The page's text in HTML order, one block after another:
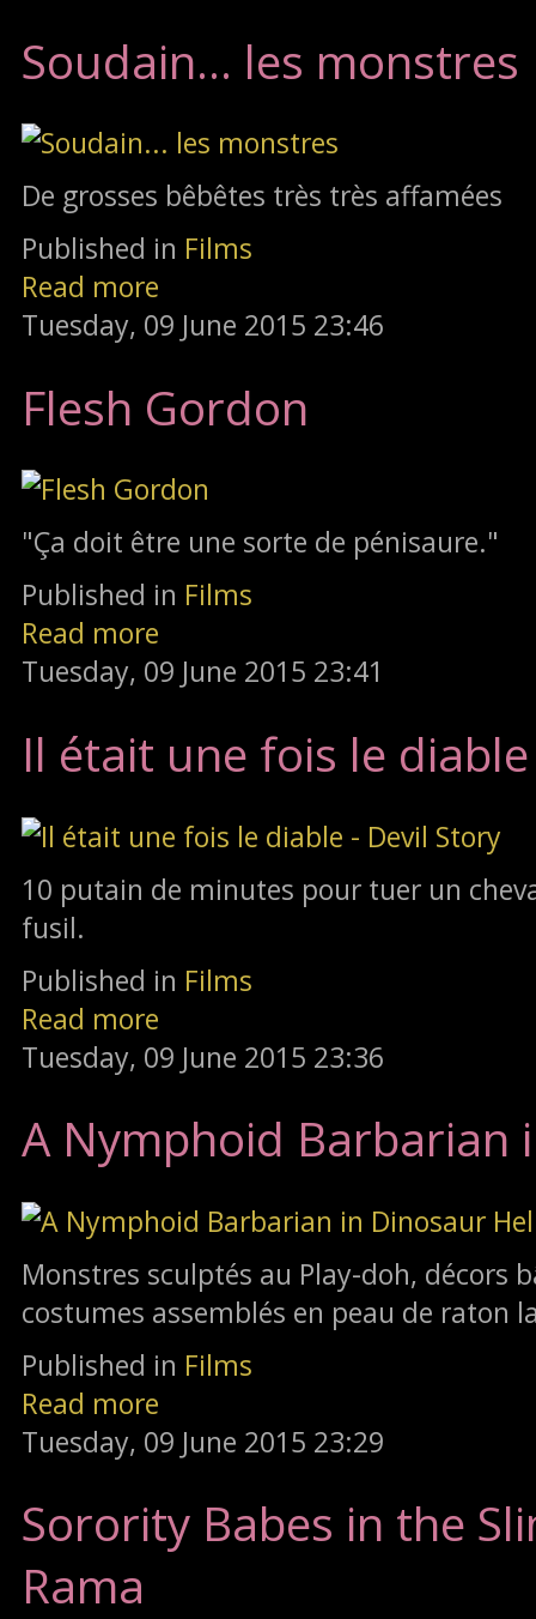
Soudain... les monstres
De grosses bêbêtes très très affamées
Published in Films
Read more
Tuesday, 09 June 2015 23:46
Flesh Gordon
"Ça doit être une sorte de pénisaure."
Published in Films
Read more
Tuesday, 09 June 2015 23:41
Il était une fois le
10 putain de minutes pour tuer un
fusil.
Published in Films
Read more
Tuesday, 09 June 2015 23:36
A Nymphoid Barbarian
Monstres sculptés au Play-doh, décors
costumes assemblés en peau de raton
Published in Films
Read more
Tuesday, 09 June 2015 23:29
Sorority Babes in the
Rama